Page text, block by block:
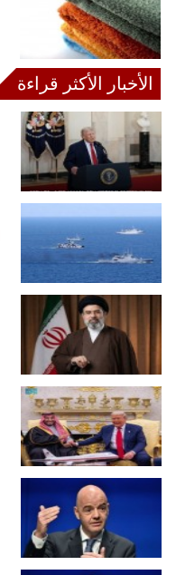
الأخبار الأكثر قراءة